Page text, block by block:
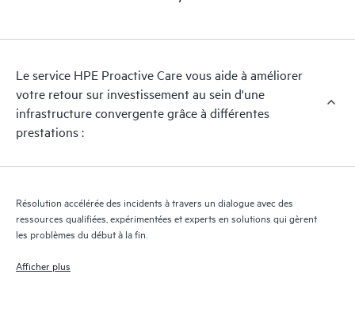
Le service HPE Proactive Care vous aide à améliorer
votre retour sur investissement au sein d'une
infrastructure convergente grâce à différentes
prestations :
Résolution accélérée des incidents à travers un dialogue avec des
ressources qualifiées, expérimentées et experts en solutions qui gèrent
les problèmes du début à la fin.
Afficher plus